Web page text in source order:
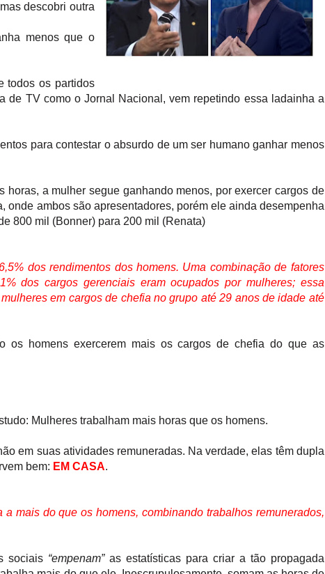
descobri outra
menos que o
todos os partidos
de TV como o Jornal Nacional, vem repetindo essa ladainha a
para contestar o absurdo de um ser humano ganhar menos
a mulher segue ganhando menos, por exercer cargos de
onde ambos são apresentadores, porém ele ainda desempenha
800 mil (Bonner) para 200 mil (Renata)
dos rendimentos dos homens. Uma combinação de fatores
dos cargos gerenciais eram ocupados por mulheres; essa
em cargos de chefia no grupo até 29 anos de idade até
os homens exercerem mais os cargos de chefia do que as
Mulheres trabalham mais horas que os homens.
em suas atividades remuneradas. Na verdade, elas têm dupla
bem: EM CASA.
mais do que os homens, combinando trabalhos remunerados,
sociais “empenam”as estatísticas para criar a tão propagada